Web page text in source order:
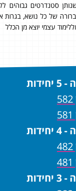
סטנדרטים גבוהים
של כל נושא, בגרות
עצמי יוצא מן הכלל